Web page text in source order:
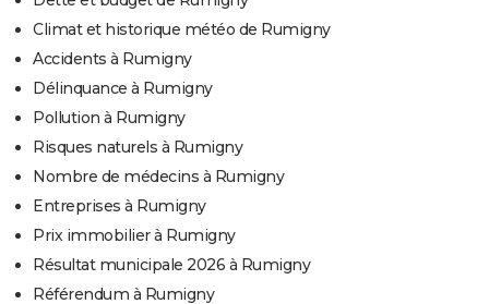
Climat et historique météo de Rumigny
Accidents à Rumigny
Délinquance à Rumigny
Pollution à Rumigny
Risques naturels à Rumigny
Nombre de médecins à Rumigny
Entreprises à Rumigny
Prix immobilier à Rumigny
Résultat municipale 2026 à Rumigny
Référendum à Rumigny